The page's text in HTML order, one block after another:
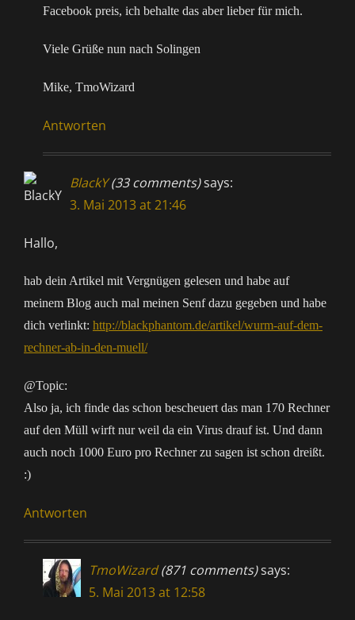
Facebook preis, ich behalte das aber lieber für mich.
Viele Grüße nun nach Solingen
Mike, TmoWizard
Antworten
BlackY(33 comments)says:
3. Mai 2013 at 21:46
Hallo,
hab dein Artikel mit Vergnügen gelesen und habe auf
meinem Blog auch mal meinen Senf dazu gegeben und habe
dich verlinkt: http://blackphantom.de/artikel/wurm-auf-dem-
rechner-ab-in-den-muell/
@Topic:
Also ja, ich finde das schon bescheuert das man 170 Rechner
auf den Müll wirft nur weil da ein Virus drauf ist. Und dann
auch noch 1000 Euro pro Rechner zu sagen ist schon dreißt.
:)
Antworten
TmoWizard(871 comments)says:
5. Mai 2013 at 12:58